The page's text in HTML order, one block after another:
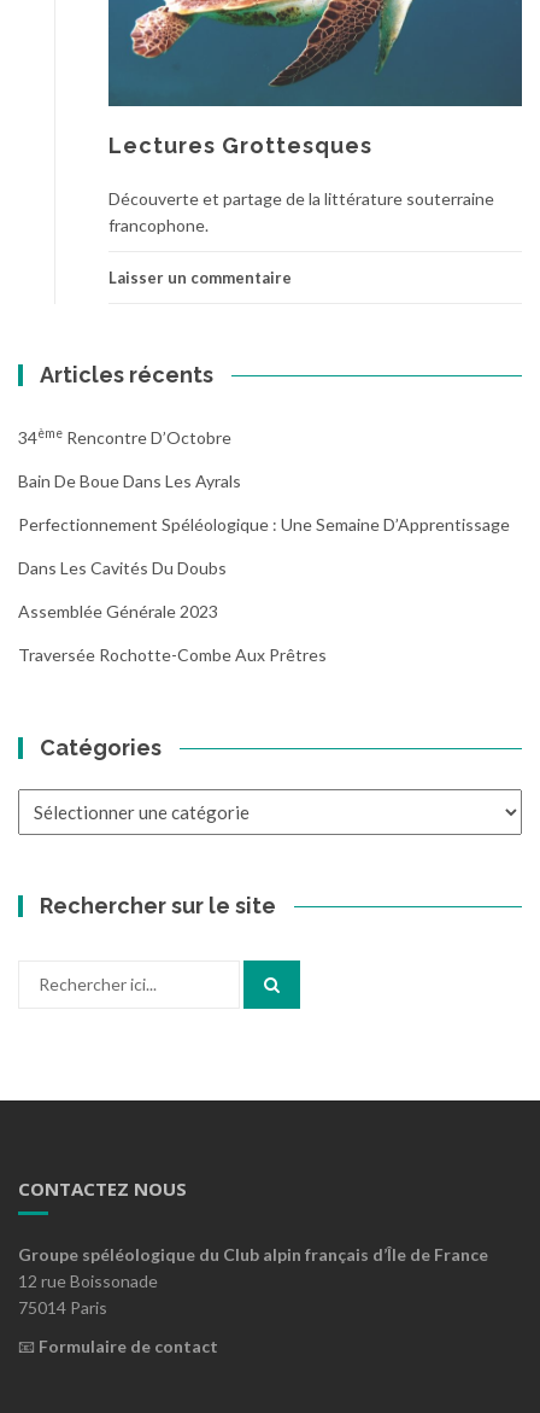
Lectures Grottesques
Découverte et partage de la littérature souterraine
francophone.
Laisser un commentaire
Articles récents
34Ème Rencontre D’Octobre
Bain De Boue Dans Les Ayrals
Perfectionnement Spéléologique : Une Semaine D’Apprentissage
Dans Les Cavités Du Doubs
Assemblée Générale 2023
Traversée Rochotte-Combe Aux Prêtres
Catégories
Rechercher sur le site
CONTACTEZ NOUS
Groupe spéléologique du Club alpin français d’Île de France
12 rue Boissonade
75014 Paris
📧 Formulaire de contact